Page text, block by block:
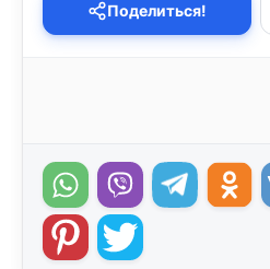
Поделиться!